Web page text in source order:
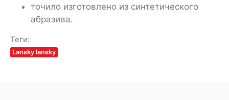
точило изготовлено из синтетического
абразива.
Теги:
Lansky lansky